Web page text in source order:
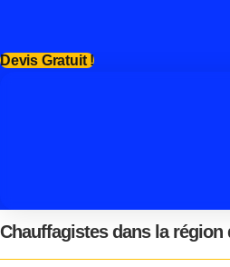
Devis Gratuit !
Chauffagistes dans la région